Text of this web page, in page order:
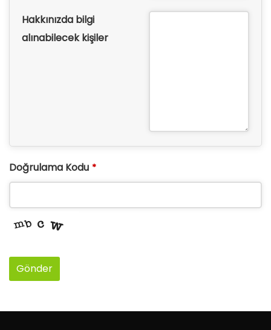
Hakkınızda bilgi
alınabilecek kişiler
Doğrulama Kodu *
Gönder